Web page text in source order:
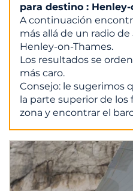
para destino : Henley-
A continuación
más allá de un radio
Henley-on-Thames.
Los resultados se
más caro.
Consejo: le sugerimos
la parte superior de los
zona y encontrar el